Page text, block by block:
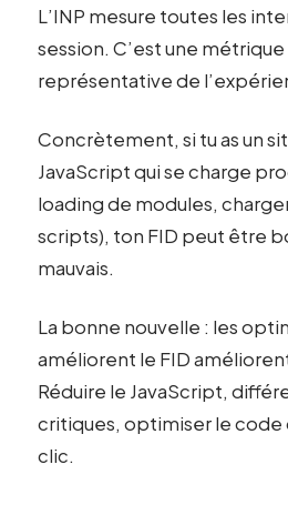
L’INP mesure toutes les
session. C’est une métrique
représentative de
Concrètement, si tu as un
JavaScript qui se charge
loading de modules,
scripts), ton FID peut être
mauvais.
La bonne nouvelle : les
améliorent le FID améliorent
Réduire le JavaScript,
critiques, optimiser le code
clic.